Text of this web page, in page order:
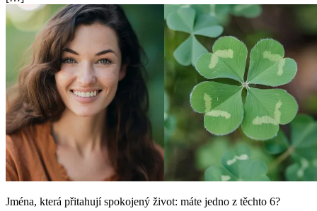
Jména, která přitahují spokojený život: máte jedno z těchto 6?